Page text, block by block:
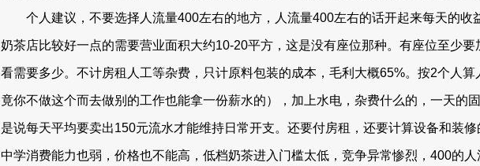
个人建议，不要选择人流量400左右的地方，人流量400左右的话开起来每天的收
奶茶店比较好一点的需要营业面积大约10-20平方，这是没有座位那种。有座位至少
看需要多少。不计房租人工等杂费，只计原料包装的成本，毛利大概65%。按2个人
竟你不做这个而去做别的工作也能拿一份薪水的），加上水电，杂费什么的，一天的
是说每天平均要卖出150元流水才能维持日常开支。还要付房租，还要计算设备和装修
中学消费能力也弱，价格也不能高，低档奶茶进入门槛太低，竞争异常惨烈，400的人